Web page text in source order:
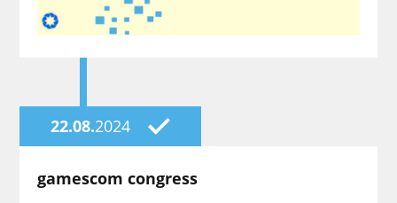
22.08.2024
gamescom congress